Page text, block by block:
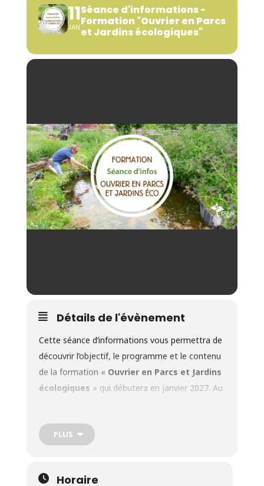
11
JAN
Séance d'informations -
Formation "Ouvrier en Parcs
et Jardins écologiques"
Détails de l'évènement
Cette séance d’informations vous permettra de
découvrir l’objectif, le programme et le contenu
de la formation « Ouvrier en Parcs et Jardins
écologiques » qui débutera en janvier 2027. Au
motivations et de poser toutes vos questions
1370 Jodoigne
PLUS
Horaire